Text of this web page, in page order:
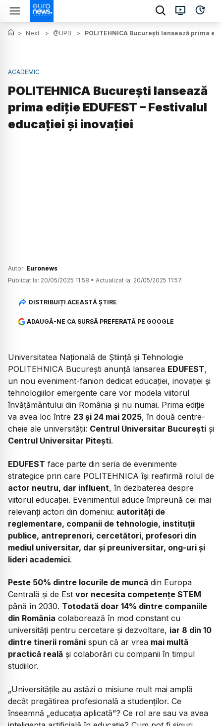
> Next > @UPB > POLITEHNICA București lansează prima
ACADEMIC
POLITEHNICA București lansează
prima ediție EDUFEST – Festivalul
educației și inovației
Autor: Euronews
Publicat la: 20/05/2025 11:58 • Actualizat la: 20/05/2025 11:57
DISTRIBUIȚI ACEASTĂ ȘTIRE
ADAUGĂ-NE CA SURSĂ PREFERATĂ PE GOOGLE
Universitatea Națională de Știință și Tehnologie
POLITEHNICA București anunță lansarea EDUFEST,
un nou eveniment-fanion dedicat educației, inovației și
tehnologiilor emergente care vor modela viitorul
învățământului din România și nu numai. Prima ediție
va avea loc între 23 și 24 mai 2025, în două centre-
cheie ale universității: Centrul Universitar București și
Centrul Universitar Pitești.
EDUFEST face parte din seria de evenimente
strategice prin care POLITEHNICA își reafirmă rolul de
actor neutru, dar influent, în dezbaterea despre
viitorul educației. Evenimentul aduce împreună cei mai
relevanți actori din domeniu: autorități de
reglementare, companii de tehnologie, instituții
publice, antreprenori, cercetători, profesori din
mediul universitar, dar și preuniversitar, ong-uri și
lideri academici.
Peste 50% dintre locurile de muncă din Europa
Centrală și de Est vor necesita competențe STEM
până în 2030. Totodată doar 14% dintre companiile
din România colaborează în mod constant cu
universități pentru cercetare și dezvoltare, iar 8 din 10
dintre tinerii români spun că ar vrea mai multă
practică reală și colaborări cu companii în timpul
studiilor.
„Universitățile au astăzi o misiune mult mai amplă
decât pregătirea profesională a studenților. Ce
înseamnă „educația aplicată”? Ce rol are sau va avea